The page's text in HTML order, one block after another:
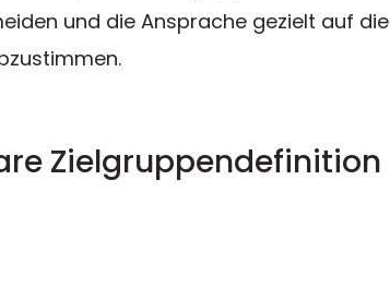
und die Ansprache gezielt auf die
Zielgruppendefinition